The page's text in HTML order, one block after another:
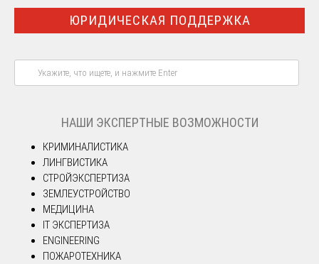
ЮРИДИЧЕСКАЯ ПОДДЕРЖКА
НАШИ ЭКСПЕРТНЫЕ ВОЗМОЖНОСТИ
КРИМИНАЛИСТИКА
ЛИНГВИСТИКА
СТРОЙЭКСПЕРТИЗА
ЗЕМЛЕУСТРОЙСТВО
МЕДИЦИНА
IT ЭКСПЕРТИЗА
ENGINEERING
ПОЖАРОТЕХНИКА